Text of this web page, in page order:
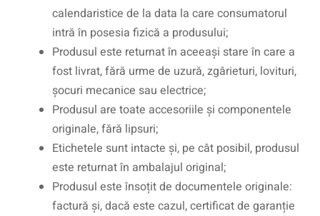
calendaristice de la data la care consumatorul
intră în posesia fizică a produsului;
Produsul este returnat în aceeași stare în care a
fost livrat, fără urme de uzură, zgârieturi, lovituri,
șocuri mecanice sau electrice;
Produsul are toate accesoriile și componentele
originale, fără lipsuri;
Etichetele sunt intacte și, pe cât posibil, produsul
este returnat în ambalajul original;
Produsul este însoțit de documentele originale:
factură și, dacă este cazul, certificat de garanție